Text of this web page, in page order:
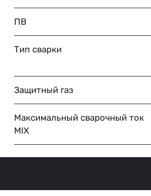
ПВ
Тип сварки
Защитный газ
Максимальный сварочный ток
MIX